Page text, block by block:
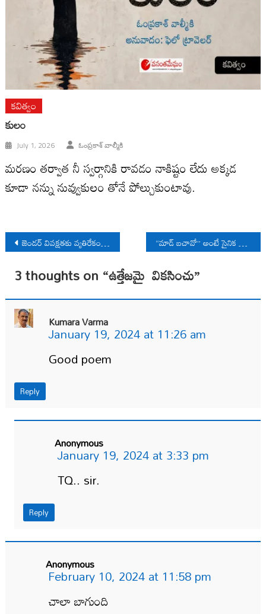
కవిత్వం
కులం
July 1, 2026 ఓంప్రకాశ్ వాల్మీకి
మరణం తర్వాత నీ స్వర్గానికి రావడం నాకిష్టం లేదు అక్కడ
కూడా నన్ను నువ్వుకులం తోనే పోల్చుకుంటావు.
Post
navigation
జెండర్ వివక్షతకు వ్యతిరేకంగా ఓయూలో విద్యార్థినుల పోరాటం “మాడ్ బచావో” అంటే సైనిక బలగాల హత్యాకాండ
3 thoughts on “ఉత్తేజమై వికసించు”
Kumara Varma
January 19, 2024 at 11:26 am
Good poem
Reply
Anonymous
January 19, 2024 at 3:33 pm
TQ.. sir.
Reply
Anonymous
February 10, 2024 at 11:58 pm
చాలా బాగుంది